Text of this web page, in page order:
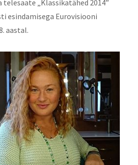
„Klassikatähed 2014”
esindamisega Eurovisiooni
aastal.